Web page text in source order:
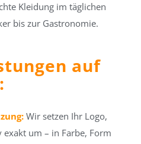
Kleidung im täglichen
bis zur Gastronomie.
auf
Wir setzen Ihr Logo,
um – in Farbe, Form